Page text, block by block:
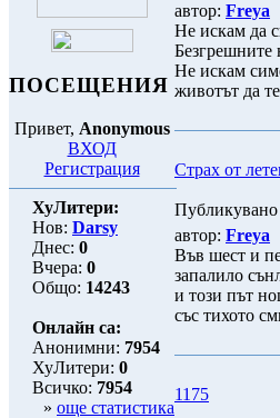
ПОСЕЩЕНИЯ
Привет, Anonymous
ВХОД
Регистрация
ХуЛитери:
Нов: Darsy
Днес: 0
Вчера: 0
Общо: 14243
Онлайн са:
Анонимни: 7954
ХуЛитери: 0
Всичко: 7954
» още статистика
автор: Freya
Не искам да
Безгрешните
Не искам
животът да
Страх от
Публикувано
автор: Freya
Във шест и
запалило
и този път
със тихото
1175